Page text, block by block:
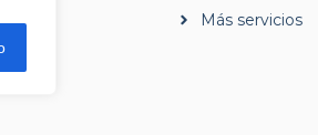
Más servicios